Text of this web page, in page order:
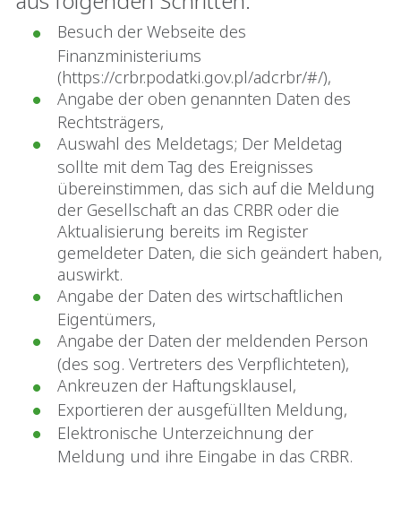
Besuch der Webseite des
Finanzministeriums
(https://crbr.podatki.gov.pl/adcrbr/#/),
Angabe der oben genannten Daten des
Rechtsträgers,
Auswahl des Meldetags; Der Meldetag
sollte mit dem Tag des Ereignisses
übereinstimmen, das sich auf die Meldung
der Gesellschaft an das CRBR oder die
Aktualisierung bereits im Register
gemeldeter Daten, die sich geändert haben,
auswirkt.
Angabe der Daten des wirtschaftlichen
Eigentümers,
Angabe der Daten der meldenden Person
(des sog. Vertreters des Verpflichteten),
Ankreuzen der Haftungsklausel,
Exportieren der ausgefüllten Meldung,
Elektronische Unterzeichnung der
Meldung und ihre Eingabe in das CRBR.